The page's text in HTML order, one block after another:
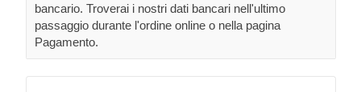
bancario. Troverai i nostri dati bancari nell'ultimo
passaggio durante l'ordine online o nella pagina
Pagamento.